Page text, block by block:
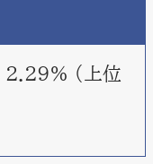
（上位